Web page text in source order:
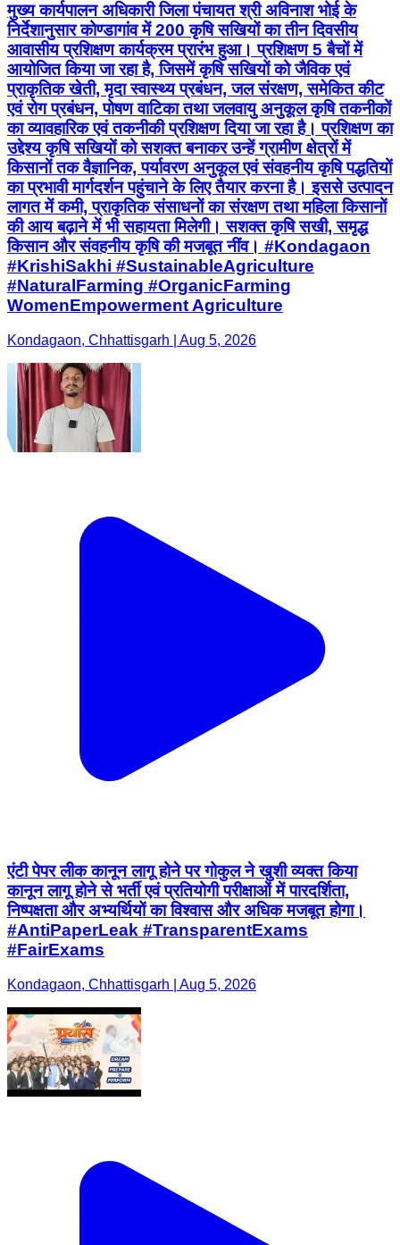
मुख्य कार्यपालन अधिकारी जिला पंचायत श्री अविनाश भोई के
निर्देशानुसार कोण्डागांव में 200 कृषि सखियों का तीन दिवसीय
आवासीय प्रशिक्षण कार्यक्रम प्रारंभ हुआ। प्रशिक्षण 5 बैचों में
आयोजित किया जा रहा है, जिसमें कृषि सखियों को जैविक एवं
प्राकृतिक खेती, मृदा स्वास्थ्य प्रबंधन, जल संरक्षण, समेकित कीट
एवं रोग प्रबंधन, पोषण वाटिका तथा जलवायु अनुकूल कृषि तकनीकों
का व्यावहारिक एवं तकनीकी प्रशिक्षण दिया जा रहा है। प्रशिक्षण का
उद्देश्य कृषि सखियों को सशक्त बनाकर उन्हें ग्रामीण क्षेत्रों में
किसानों तक वैज्ञानिक, पर्यावरण अनुकूल एवं संवहनीय कृषि पद्धतियों
का प्रभावी मार्गदर्शन पहुंचाने के लिए तैयार करना है। इससे उत्पादन
लागत में कमी, प्राकृतिक संसाधनों का संरक्षण तथा महिला किसानों
की आय बढ़ाने में भी सहायता मिलेगी। सशक्त कृषि सखी, समृद्ध
किसान और संवहनीय कृषि की मजबूत नींव। #Kondagaon
#KrishiSakhi #SustainableAgriculture
#NaturalFarming #OrganicFarming
WomenEmpowerment Agriculture
Kondagaon, Chhattisgarh | Aug 5, 2026
एंटी पेपर लीक कानून लागू होने पर गोकुल ने खुशी व्यक्त किया
कानून लागू होने से भर्ती एवं प्रतियोगी परीक्षाओं में पारदर्शिता,
निष्पक्षता और अभ्यर्थियों का विश्वास और अधिक मजबूत होगा।
#AntiPaperLeak #TransparentExams
#FairExams
Kondagaon, Chhattisgarh | Aug 5, 2026